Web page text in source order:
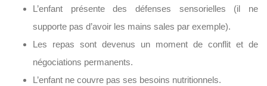
L’enfant présente des défenses sensorielles (il ne
supporte pas d’avoir les mains sales par exemple).
Les repas sont devenus un moment de conflit et de
négociations permanents.
L’enfant ne couvre pas ses besoins nutritionnels.